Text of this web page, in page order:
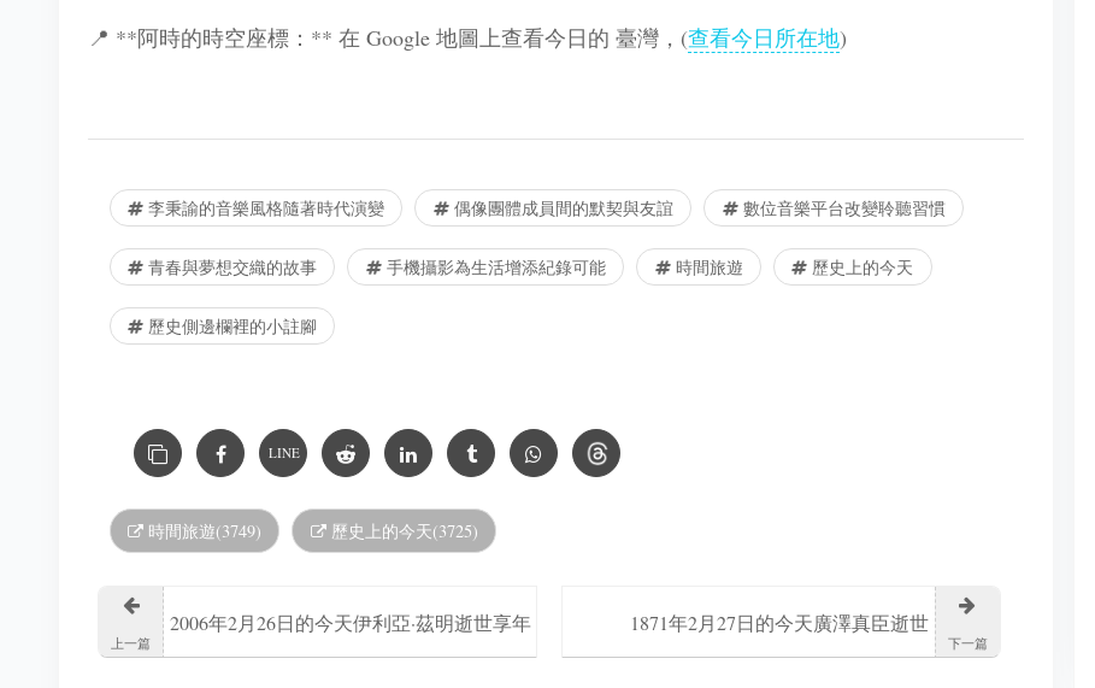
📍 **阿時的時空座標：** 在 Google 地圖上查看今日的 臺灣，(查看今日所在地)
李秉諭的音樂風格隨著時代演變 偶像團體成員間的默契與友誼 數位音樂平台改變聆聽習慣
青春與夢想交織的故事 手機攝影為生活增添紀錄可能 時間旅遊 歷史上的今天
歷史側邊欄裡的小註腳
LINE
時間旅遊(3749) 歷史上的今天(3725)
上一篇
2006年2月26日的今天伊利亞·茲明逝世享年
下一篇
1871年2月27日的今天廣澤真臣逝世